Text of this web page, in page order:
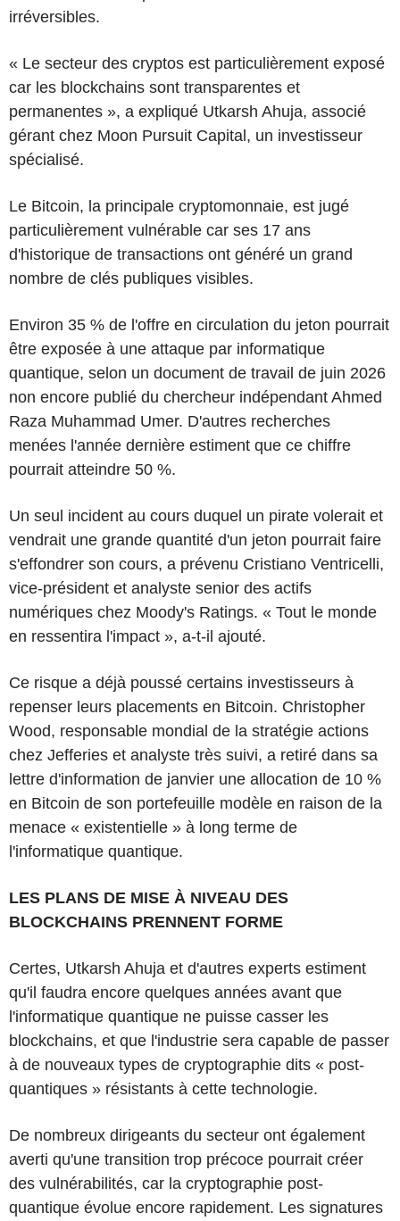
irréversibles.
« Le secteur des cryptos est particulièrement exposé
car les blockchains sont transparentes et
permanentes », a expliqué Utkarsh Ahuja, associé
gérant chez Moon Pursuit Capital, un investisseur
spécialisé.
Le Bitcoin, la principale cryptomonnaie, est jugé
particulièrement vulnérable car ses 17 ans
d'historique de transactions ont généré un grand
nombre de clés publiques visibles.
Environ 35 % de l'offre en circulation du jeton pourrait
être exposée à une attaque par informatique
quantique, selon un document de travail de juin 2026
non encore publié du chercheur indépendant Ahmed
Raza Muhammad Umer. D'autres recherches
menées l'année dernière estiment que ce chiffre
pourrait atteindre 50 %.
Un seul incident au cours duquel un pirate volerait et
vendrait une grande quantité d'un jeton pourrait faire
s'effondrer son cours, a prévenu Cristiano Ventricelli,
vice-président et analyste senior des actifs
numériques chez Moody's Ratings. « Tout le monde
en ressentira l'impact », a-t-il ajouté.
Ce risque a déjà poussé certains investisseurs à
repenser leurs placements en Bitcoin. Christopher
Wood, responsable mondial de la stratégie actions
chez Jefferies et analyste très suivi, a retiré dans sa
lettre d'information de janvier une allocation de 10 %
en Bitcoin de son portefeuille modèle en raison de la
menace « existentielle » à long terme de
l'informatique quantique.
LES PLANS DE MISE À NIVEAU DES
BLOCKCHAINS PRENNENT FORME
Certes, Utkarsh Ahuja et d'autres experts estiment
qu'il faudra encore quelques années avant que
l'informatique quantique ne puisse casser les
blockchains, et que l'industrie sera capable de passer
à de nouveaux types de cryptographie dits « post-
quantiques » résistants à cette technologie.
De nombreux dirigeants du secteur ont également
averti qu'une transition trop précoce pourrait créer
des vulnérabilités, car la cryptographie post-
quantique évolue encore rapidement. Les signatures